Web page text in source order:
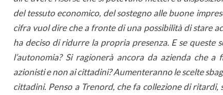
del tessuto economico, del sostegno alle buone
cifra vuol dire che a fronte di una possibilità di stare
ha deciso di ridurre la propria presenza. E se queste
l’autonomia? Si ragionerà ancora da azienda che
azionisti e non ai cittadini? Aumenteranno le scelte
cittadini. Penso a Trenord, che fa collezione di ritardi,